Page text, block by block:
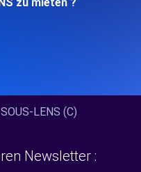
LENS (C)
Newsletter :